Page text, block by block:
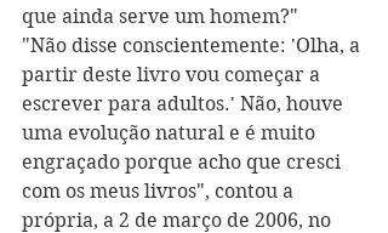
que ainda serve um homem?"
"Não disse conscientemente: 'Olha, a
partir deste livro vou começar a
escrever para adultos.' Não, houve
uma evolução natural e é muito
engraçado porque acho que cresci
com os meus livros", contou a
própria, a 2 de março de 2006, no